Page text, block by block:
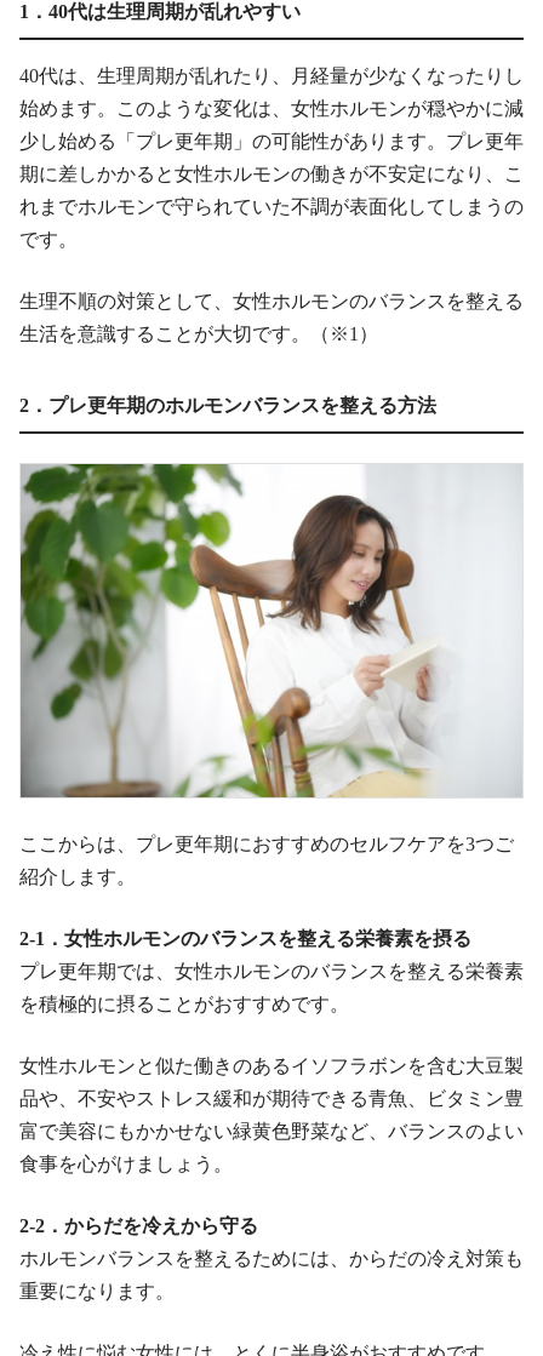
1．40代は生理周期が乱れやすい
40代は、生理周期が乱れたり、月経量が少なくなったりし
始めます。このような変化は、女性ホルモンが穏やかに減
少し始める「プレ更年期」の可能性があります。プレ更年
期に差しかかると女性ホルモンの働きが不安定になり、こ
れまでホルモンで守られていた不調が表面化してしまうの
です。
生理不順の対策として、女性ホルモンのバランスを整える
生活を意識することが大切です。（※1）
2．プレ更年期のホルモンバランスを整える方法
ここからは、プレ更年期におすすめのセルフケアを3つご
紹介します。
2-1．女性ホルモンのバランスを整える栄養素を摂る
プレ更年期では、女性ホルモンのバランスを整える栄養素
を積極的に摂ることがおすすめです。
女性ホルモンと似た働きのあるイソフラボンを含む大豆製
品や、不安やストレス緩和が期待できる青魚、ビタミン豊
富で美容にもかかせない緑黄色野菜など、バランスのよい
食事を心がけましょう。
2-2．からだを冷えから守る
ホルモンバランスを整えるためには、からだの冷え対策も
重要になります。